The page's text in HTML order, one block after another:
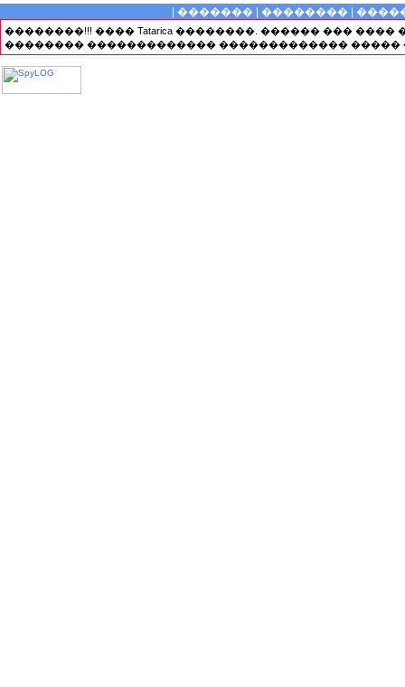
������� ��������
��������!!! ���� Tatarica ��������. ������ ���
�������� ������������� ������������� �����